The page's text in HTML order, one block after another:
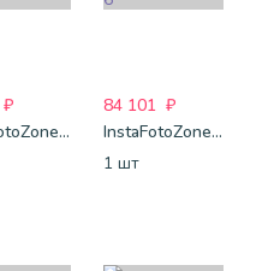
₽
InstaFotoZone-5
84 101 ₽
InstaFotoZone-6
1 шт